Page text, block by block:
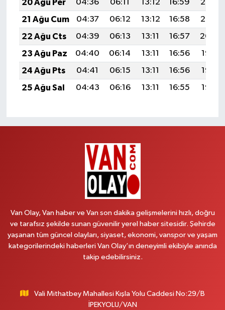
20 Ağu Per
04:36 06:11 13:12 16:59
20:03
21 Ağu Cum
04:37 06:12 13:12 16:58
20:02
22 Ağu Cts
04:39 06:13 13:11 16:57
20:00
23 Ağu Paz
04:40 06:14 13:11 16:56
19:58
24 Ağu Pts
04:41 06:15 13:11 16:56
19:57
25 Ağu Sal
04:43 06:16 13:11 16:55 19:55
Van Olay, Van haber ve Van son dakika gelişmelerini hızlı, doğru
ve tarafsız şekilde sunan güvenilir yerel haber sitesidir. Şehirde
yaşanan tüm güncel olayları, siyaset, ekonomi, vanspor ve yaşam
kategorilerindeki haberleri Van Olay’ın deneyimli ekibiyle anında
takip edebilirsiniz.
Vali Mithatbey Mahallesi Kışla Yolu Caddesi No:29/B
İPEKYOLU/VAN